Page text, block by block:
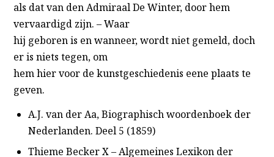
als dat van den Admiraal De Winter, door hem
vervaardigd zijn. – Waar
hij geboren is en wanneer, wordt niet gemeld, doch
er is niets tegen, om
hem hier voor de kunstgeschiedenis eene plaats te
geven.
A.J. van der Aa, Biographisch woordenboek der
Nederlanden. Deel 5 (1859)
Thieme Becker X – Algemeines Lexikon der